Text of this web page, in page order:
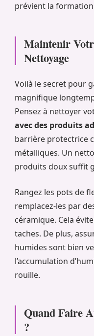
prévient la
Maintenir
Nettoyage
Voilà le secret pour
magnifique
Pensez à nettoyer
avec des produits
barrière protectrice
métalliques. Un
produits doux suffit
Rangez les pots de
remplacez-les par
céramique. Cela
taches. De plus,
humides sont bien
l’accumulation
rouille.
Quand Faire
?